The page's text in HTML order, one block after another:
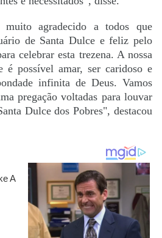
muito agradecido a todos que
de Santa Dulce e feliz pelo
celebrar esta trezena. A nossa
é possível amar, ser caridoso e
infinita de Deus. Vamos
pregação voltadas para louvar
Dulce dos Pobres", destacou